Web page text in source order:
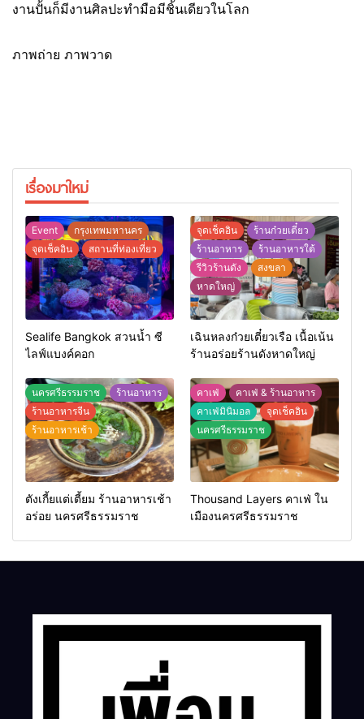
งานปั้นก็มีงานศิลปะทำมือมีชิ้นเดียวในโลก
ภาพถ่าย ภาพวาด
เรื่องมาใหม่
Event
กรุงเทพมหานคร
จุดเช็คอิน
สถานที่ท่องเที่ยว
Sealife Bangkok สวนน้ำ ซี
ไลฟ์แบงค์คอก
จุดเช็คอิน
ร้านก๋วยเตี๋ยว
ร้านอาหาร
ร้านอาหารใต้
รีวิวร้านดัง
สงขลา
หาดใหญ่
เฉินหลงก๋วยเตี๋ยวเรือ เนื้อเน้น
ร้านอร่อยร้านดังหาดใหญ่
นครศรีธรรมราช
ร้านอาหาร
ร้านอาหารจีน
ร้านอาหารเช้า
ตังเกี้ยแต่เตี้ยม ร้านอาหารเช้า
อร่อย นครศรีธรรมราช
คาเฟ่
คาเฟ่ & ร้านอาหาร
คาเฟ่มินิมอล
จุดเช็คอิน
นครศรีธรรมราช
Thousand Layers คาเฟ่ ใน
เมืองนครศรีธรรมราช